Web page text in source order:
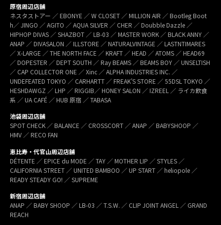
原宿周辺店舗
ネスタストアー ／ EBONYE ／ W CLOSET ／ MILLION AIR ／ Bootleg Boot
h／ JINGO ／ AGITO ／ AQUA SILVER ／ CHER ／ Doubble Dazzle ／
HIPHOP DIVAS ／ SHAZBOT ／ LB-03 ／ MASTER WORK ／ BLACK ANNY ／
ANAP ／ DIVASALON ／ ILLSTORE ／ NATURALVINTAGE ／ LASTNTIMARES
／ X-LARGE ／ THE NORTH FACE ／ KRAFT ／ HEAD ／ ATOMS ／ HEAD69
／ DOPESTER ／ DEPT SOUTH ／ Ray BEAMS ／ BEAMS BOY ／ UNSELTISH
／ CAP COLLECTOR ONE ／ Xinc ／ ALPHA INDUSTRIES INC. ／
UNDEFEATED TOKYO ／ CARHARTT ／ FREAK’S STORE ／ 55DSL TOKYO ／
HESHDAWGZ ／ LHP ／ RIGGIB／ HONEY SALON ／ IZREEL ／ ライカ飲食
系 ／ UA CAFÉ ／ HUB 原宿 ／ TABASA
池袋周辺店舗
SPOT CHECK ／ BALANCE ／ CROSSCORT ／ ANAP ／ BABYSHOOP ／
HMV ／ RECO FAN
恵比寿・代官山周辺店舗
DÉTENTE ／ EPICE du MODE ／ TAY ／ MOTHER LIP ／ STYLES ／
CALIFORNIA STREET ／ UNITED BAMBOO ／ UP START ／ heliopole ／
READY STEADY GO! ／ SUPREME
新宿周辺店舗
ANAP ／ BABY SHOOP ／ LB-03 ／ T.S.W. ／ CLIP JOINT ANGEL ／ GRAND
REACH